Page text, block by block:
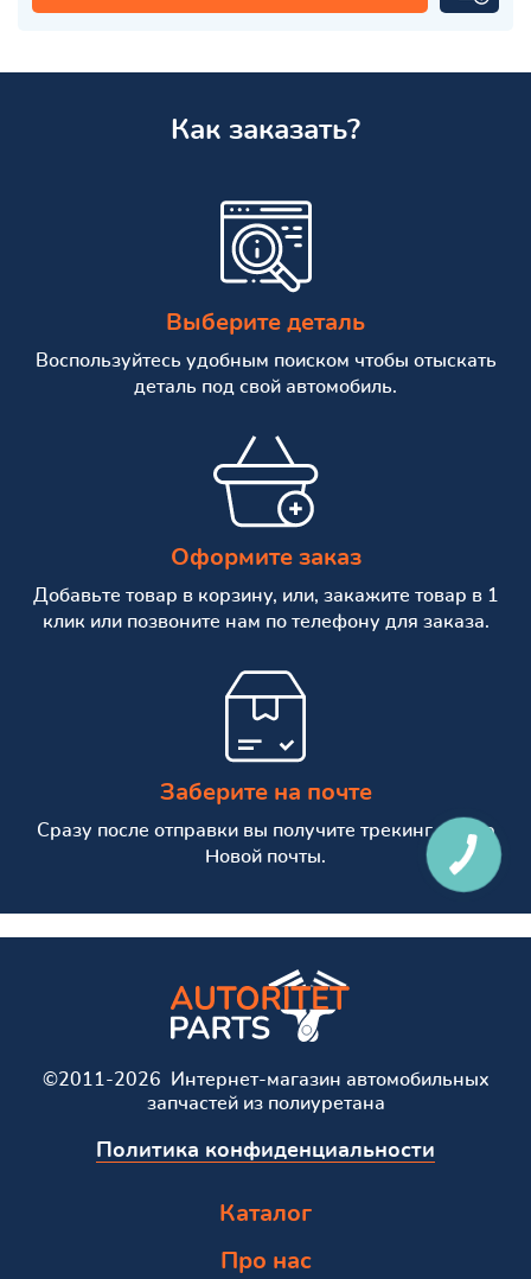
Как заказать?
Выберите деталь
Воспользуйтесь удобным поиском чтобы отыскать
деталь под свой автомобиль.
Оформите заказ
Добавьте товар в корзину, или, закажите товар в 1
клик или позвоните нам по телефону для заказа.
Заберите на почте
Сразу после отправки вы получите трекинг номер
Новой почты.
©2011-2026 Интернет-магазин автомобильных
запчастей из полиуретана
Политика конфиденциальности
Каталог
Про нас